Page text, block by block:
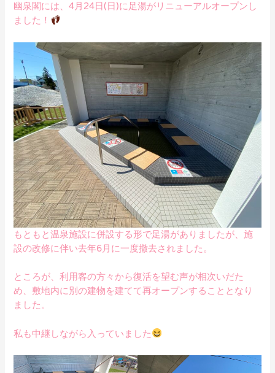
幽泉閣には、4月24日(日)に足湯がリニューアルオープンし
ました！
もともと温泉施設に併設する形で足湯がありましたが、施
設の改修に伴い去年6月に一度撤去されました。
ところが、利用客の方々から復活を望む声が相次いだた
め、敷地内に別の建物を建てて再オープンすることとなり
ました。
私も中継しながら入っていました